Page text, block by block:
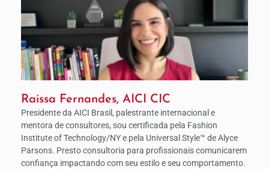
Raissa Fernandes, AICI CIC
Presidente da AICI Brasil, palestrante internacional e
mentora de consultores, sou certificada pela Fashion
Institute of Technology/NY e pela Universal Style™ de Alyce
Parsons. Presto consultoria para profissionais comunicarem
confiança impactando com seu estilo e seu comportamento.